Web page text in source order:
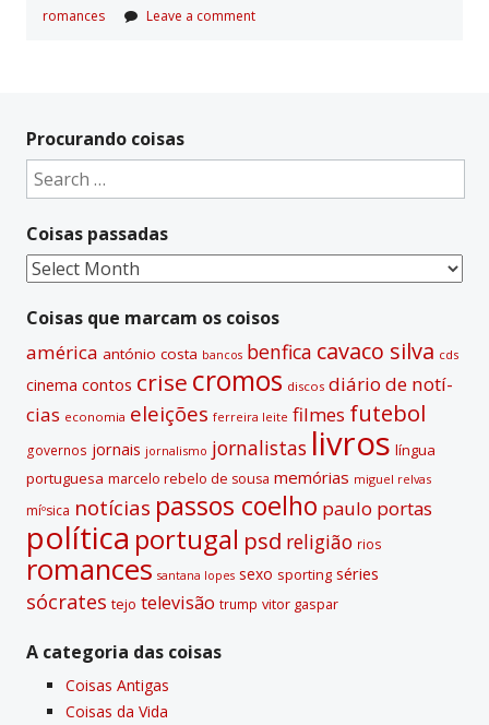
romances
Leave a comment
Procurando coisas
Search
for:
Coisas passadas
Coisas
Coisas que marcam os coisos
américa antónio costa bancos benfica cavaco silva cds
cinema contos crise cromos discos diário de notí­
cias economia eleições ferreira leite filmes futebol
governos jornais jornalismo jornalistas livros lí­ngua
portuguesa marcelo rebelo de sousa memórias miguel relvas
míºsica notí­cias passos coelho paulo portas
polí­tica portugal psd religião rios
romances santana lopes sexo sporting séries
sócrates tejo televisão trump vitor gaspar
A categoria das coisas
Coisas Antigas
Coisas da Vida